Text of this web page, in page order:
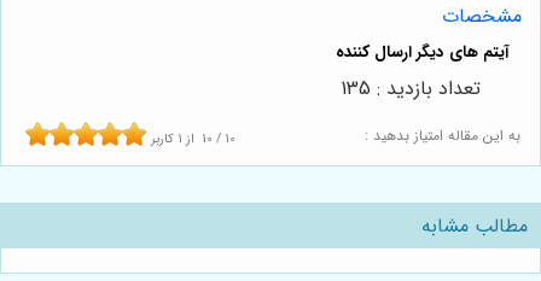
مشخصات
به این مقاله امتیاز بدهید : 10 / 10 از 1 کاربر
تعداد بازدید : 135
مطالب مشابه